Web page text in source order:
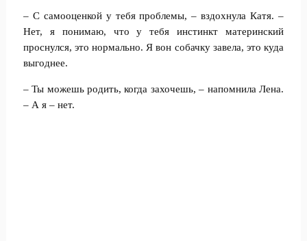
– С самооценкой у тебя проблемы, – вздохнула Катя. –
Нет, я понимаю, что у тебя инстинкт материнский
проснулся, это нормально. Я вон собачку завела, это куда
выгоднее.
– Ты можешь родить, когда захочешь, – напомнила Лена.
– А я – нет.